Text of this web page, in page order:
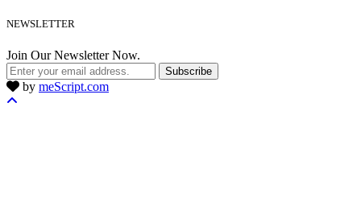
NEWSLETTER
Join Our Newsletter Now.
Subscribe
by meScript.com